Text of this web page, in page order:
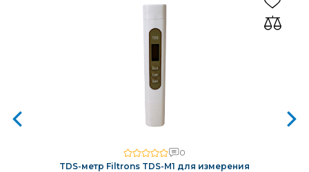
0
TDS-метр Filtrons TDS-M1 для измерения